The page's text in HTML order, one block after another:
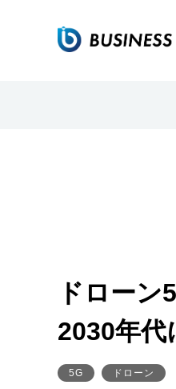
ドロー
2030年代
5G ドローン